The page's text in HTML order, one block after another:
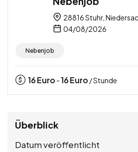
28816 Stuhr,
04/08/2026
Nebenjob
16Euro -16Euro / Stunde
Überblick
Datum veröffentlicht